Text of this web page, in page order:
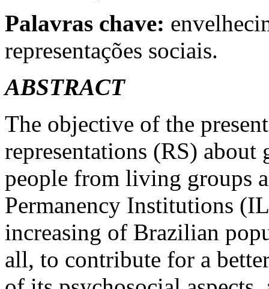
Palavras chave:
representações sociais.
ABSTRACT
The objective of the
representations (RS)
people from living groups
Permanency Institutions
increasing of Brazilian
all, to contribute for a